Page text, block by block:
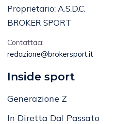
Proprietario: A.S.D.C.
BROKER SPORT
Contattaci:
redazione@brokersport.it
Inside sport
Generazione Z
In Diretta Dal Passato